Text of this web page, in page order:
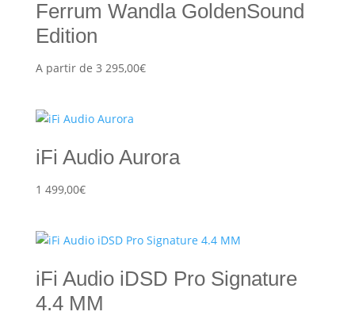
Ferrum Wandla GoldenSound
Edition
A partir de 3 295,00€
iFi Audio Aurora
1 499,00€
iFi Audio iDSD Pro Signature
4.4 MM